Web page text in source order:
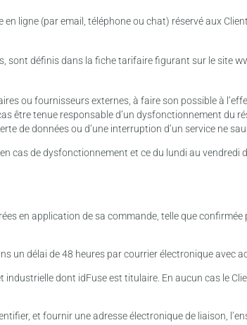
ligne (par email, téléphone ou chat) réservé aux
sont définis dans la fiche tarifaire figurant sur le site
ou fournisseurs externes, à faire son possible à
être tenue responsable d’un dysfonctionnement du
de données ou d’une interruption d’un service ne
cas de dysfonctionnement et ce du lundi au vendredi
en application de sa commande, telle que confirmée
un délai de 48 heures par courrier électronique avec
dont idFuse est titulaire. En aucun cas le
et fournir une adresse électronique de liaison,